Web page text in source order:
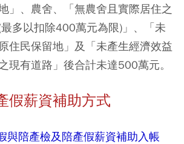
」、農舍、「無農舍且實際居住之
多以扣除400萬元為限)」、「未
住民保留地」及「未產生經濟效益
現有道路」後合計未達500萬元。
假薪資補助方式
與陪產檢及陪產假薪資補助入帳